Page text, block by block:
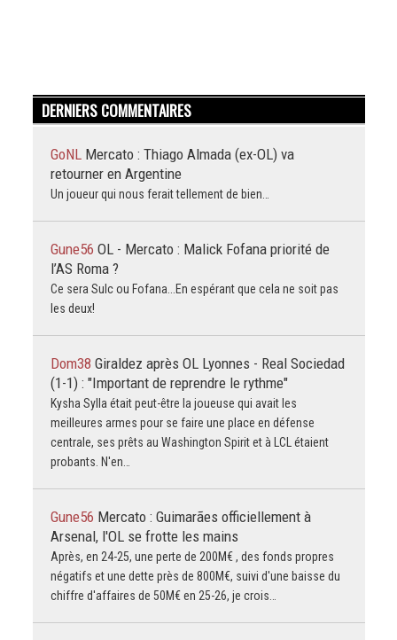
DERNIERS COMMENTAIRES
GoNL Mercato : Thiago Almada (ex-OL) va
retourner en Argentine
Un joueur qui nous ferait tellement de bien…
Gune56 OL - Mercato : Malick Fofana priorité de
l’AS Roma ?
Ce sera Sulc ou Fofana...En espérant que cela ne soit pas
les deux!
Dom38 Giraldez après OL Lyonnes - Real Sociedad
(1-1) : "Important de reprendre le rythme"
Kysha Sylla était peut-être la joueuse qui avait les
meilleures armes pour se faire une place en défense
centrale, ses prêts au Washington Spirit et à LCL étaient
probants. N'en…
Gune56 Mercato : Guimarães officiellement à
Arsenal, l'OL se frotte les mains
Après, en 24-25, une perte de 200M€ , des fonds propres
négatifs et une dette près de 800M€, suivi d'une baisse du
chiffre d'affaires de 50M€ en 25-26, je crois…